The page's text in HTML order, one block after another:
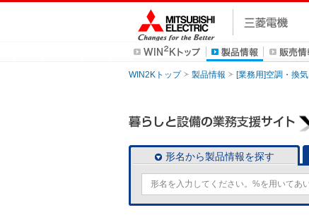
WIN2Kトップ 製品情報 [業務用]空調・換気
形名から製品情報を探す